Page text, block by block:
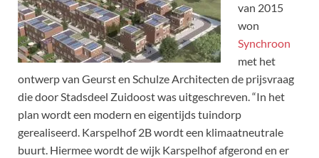
van 2015
won
Synchroon
met het
ontwerp van Geurst en Schulze Architecten de prijsvraag
die door Stadsdeel Zuidoost was uitgeschreven.“In het
plan wordt een modern en eigentijds tuindorp
gerealiseerd. Karspelhof 2B wordt een klimaatneutrale
buurt. Hiermee wordt de wijk Karspelhof afgerond en er